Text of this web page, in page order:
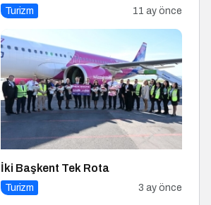
Arada
Turizm 11 ay önce
İki Başkent Tek Rota
Turizm 3 ay önce